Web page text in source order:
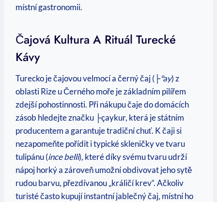
místní gastronomii.
Čajová Kultura A Rituál Turecké
Kávy
Turecko je čajovou velmocí a černý čaj ( ├ºay) z
oblasti Rize u Černého moře je základním pilířem
zdejší pohostinnosti. Při nákupu čaje do domácích
zásob hledejte značku ├çaykur, která je státním
producentem a garantuje tradiční chuť. K čaji si
nezapomeňte pořídit i typické skleničky ve tvaru
tulipánu (ince belli), které díky svému tvaru udrží
nápoj horký a zároveň umožní obdivovat jeho sytě
rudou barvu, přezdívanou „králičí krev“. Ačkoliv
turisté často kupují instantní jablečný čaj, místní ho